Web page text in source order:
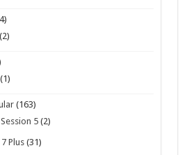
(2)
(1)
(163)
5 (2)
Plus (31)